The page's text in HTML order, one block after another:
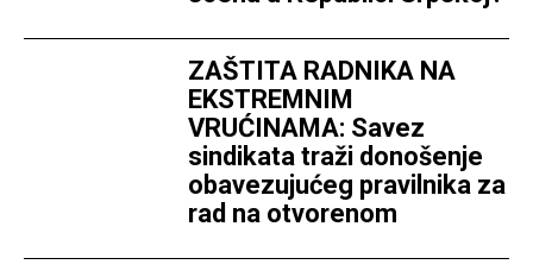
ZAŠTITA RADNIKA NA
EKSTREMNIM
VRUĆINAMA: Savez
sindikata traži donošenje
obavezujućeg pravilnika za
rad na otvorenom